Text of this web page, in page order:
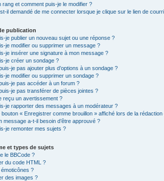
rang et comment puis-je le modifier ?
il demandé de me connecter lorsque je clique sur le lien de
publication
je publier un nouveau sujet ou une réponse ?
je modifier ou supprimer un message ?
je insérer une signature à mon message ?
je créer un sondage ?
je pas ajouter plus d’options à un sondage ?
je modifier ou supprimer un sondage ?
je pas accéder à un forum ?
je pas transférer de pièces jointes ?
reçu un avertissement ?
je rapporter des messages à un modérateur ?
« Enregistrer comme brouillon » affiché lors de la rédaction
message a-t-il besoin d’être approuvé ?
je remonter mes sujets ?
et types de sujets
le BBCode ?
du code HTML ?
?
des images ?